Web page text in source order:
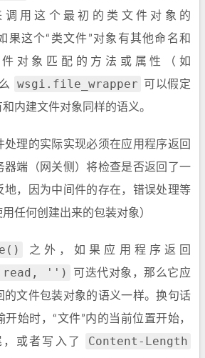
调用这个最初的类文件对象的
果这个“类文件”对象有其他命名和
件对象匹配的方法或属性（如
wsgi.file_wrapper
可以假定
内建文件对象同样的语义。
理的实际实现必须在应用程序返回
器端（网关侧）将检查是否返回了一
地，因为中间件的存在，错误处理等
任何创建出来的包装对象）
之外，如果应用程序返回
'')
可迭代对象，那么它应
的文件包装对象的语义一样。换句话
始时，“文件”内的当前位置开始，
或者写入了
Content-Length